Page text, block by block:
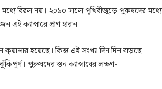
মধ্যে বিরল নয়। ২০১০ সালে পৃথিবীজুড়ে পুরুষদের মধ্যে
ক্যান্সারে প্রাণ হারান।
হয়েছে। কিন্তু এই সংখ্যা দিন দিন বাড়ছে।
পুরুষদের স্তন ক্যান্সারের লক্ষণ-